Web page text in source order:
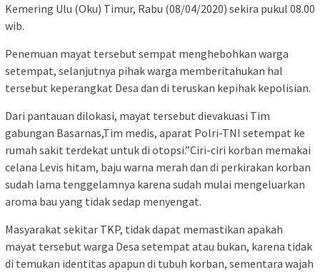
Kemering Ulu (Oku) Timur, Rabu (08/04/2020) sekira pukul 08.00
wib.
Penemuan mayat tersebut sempat menghebohkan warga
setempat, selanjutnya pihak warga memberitahukan hal
tersebut keperangkat Desa dan di teruskan kepihak kepolisian.
Dari pantauan dilokasi, mayat tersebut dievakuasi Tim
gabungan Basarnas,Tim medis, aparat Polri-TNI setempat ke
rumah sakit terdekat untuk di otopsi.”Ciri-ciri korban memakai
celana Levis hitam, baju warna merah dan di perkirakan korban
sudah lama tenggelamnya karena sudah mulai mengeluarkan
aroma bau yang tidak sedap menyengat.
Masyarakat sekitar TKP, tidak dapat memastikan apakah
mayat tersebut warga Desa setempat atau bukan, karena tidak
di temukan identitas apapun di tubuh korban, sementara wajah